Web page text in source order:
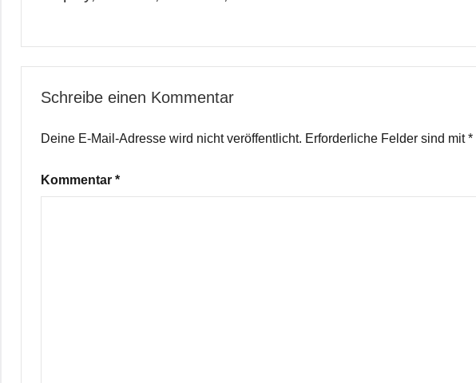
Schreibe einen Kommentar
Deine E-Mail-Adresse wird nicht veröffentlicht. Erforderliche Felder sind mit*
Kommentar *